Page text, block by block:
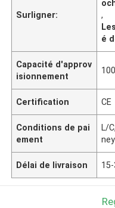
Surligner:
,
é
Capacité d'approv
isionnement
Certification CE
Conditions de pai
ement
L/
Délai de livraison